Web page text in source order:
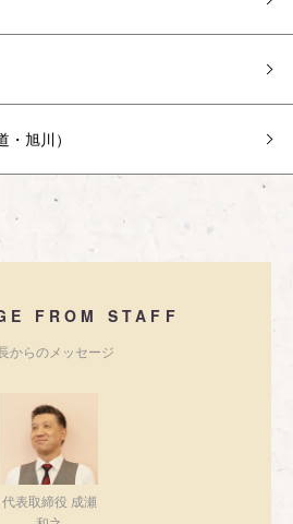
旭川）
FROM STAFF
からのメッセージ
代表取締役 成瀬